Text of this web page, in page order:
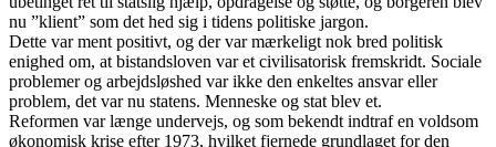
nu ”klient” som det hed sig i tidens politiske jargon.
Dette var ment positivt, og der var mærkeligt nok bred politisk
enighed om, at bistandsloven var et civilisatorisk fremskridt. Sociale
problemer og arbejdsløshed var ikke den enkeltes ansvar eller
problem, det var nu statens. Menneske og stat blev et.
Reformen var længe undervejs, og som bekendt indtraf en voldsom
økonomisk krise efter 1973, hvilket fjernede grundlaget for den